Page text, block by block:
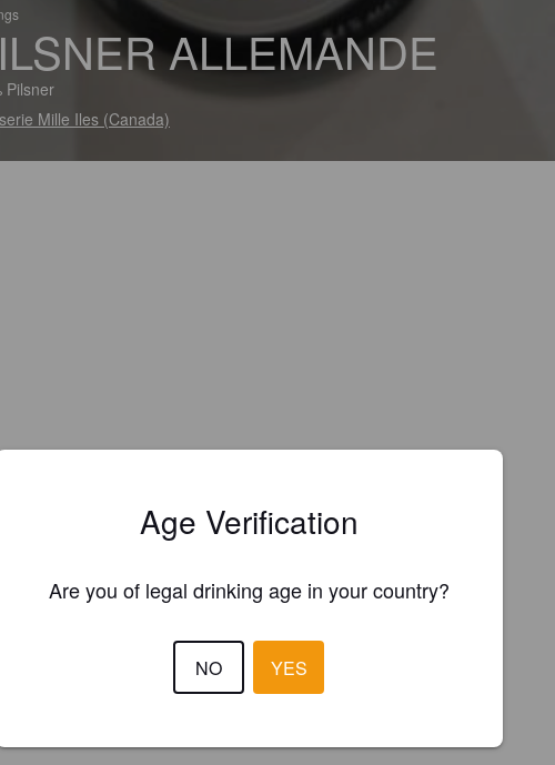
ALLEMANDE
Pilsner
Mille Iles (Canada)
Crystal, Hallertauer Tradition, Triple Pearl
Malts:Pils
Age Verification
Are you of legal drinking age in your country?
NO YES